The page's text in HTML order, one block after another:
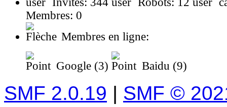
Membres: 0
Membres en ligne:
Google (3) Baidu (9)
SMF 2.0.19 | SMF ©